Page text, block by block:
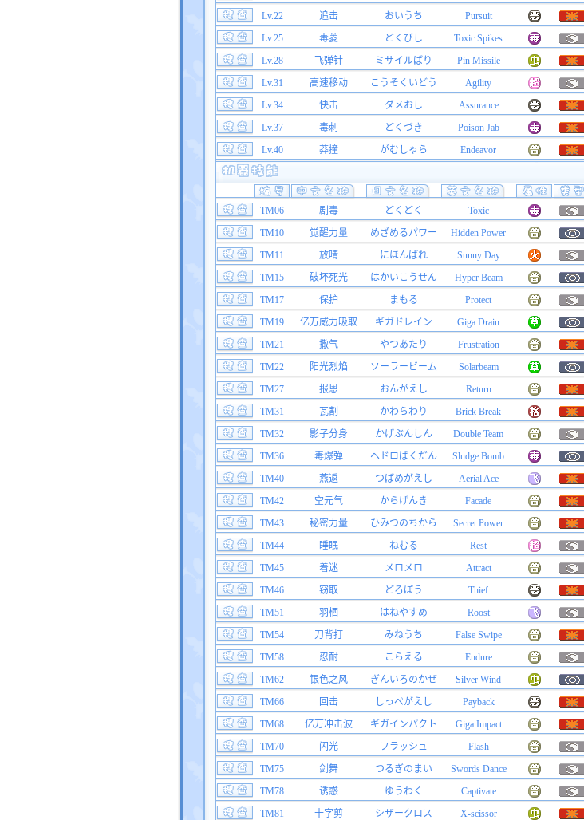
Lv.22
追击 おいうち Pursuit
Lv.25
毒菱 どくびし Toxic Spikes
Lv.28
飞弹针 ミサイルばり Pin Missile
Lv.31
高速移动 こうそくいどう Agility
Lv.34
快击 ダメおし Assurance
Lv.37
毒刺 どくづき Poison Jab
Lv.40
莽撞 がむしゃら Endeavor
TM06 剧毒 どくどく Toxic
TM10
觉醒力量 めざめるパワー Hidden Power
TM11
放晴 にほんばれ Sunny Day
TM15
破坏死光 はかいこうせん Hyper Beam
TM17
保护 まもる Protect
TM19
亿万威力吸取 ギガドレイン Giga Drain
TM21
撒气 やつあたり Frustration
TM22
阳光烈焰 ソーラービーム Solarbeam
TM27
报恩 おんがえし Return
TM31
瓦割 かわらわり Brick Break
TM32
影子分身 かげぶんしん Double Team
TM36
毒爆弹 ヘドロばくだん Sludge Bomb
TM40
燕返 つばめがえし Aerial Ace
TM42
空元气 からげんき Facade
TM43
秘密力量 ひみつのちから Secret Power
TM44
睡眠 ねむる Rest
TM45
着迷 メロメロ Attract
TM46
窃取 どろぼう Thief
TM51
羽栖 はねやすめ Roost
TM54
刀背打 みねうち False Swipe
TM58
忍耐 こらえる Endure
TM62
银色之风 ぎんいろのかぜ Silver Wind
TM66
回击 しっぺがえし Payback
TM68
亿万冲击波 ギガインパクト Giga Impact
TM70
闪光 フラッシュ Flash
TM75
剑舞 つるぎのまい Swords Dance
TM78
诱惑 ゆうわく Captivate
TM81
十字剪 シザークロス X-scissor